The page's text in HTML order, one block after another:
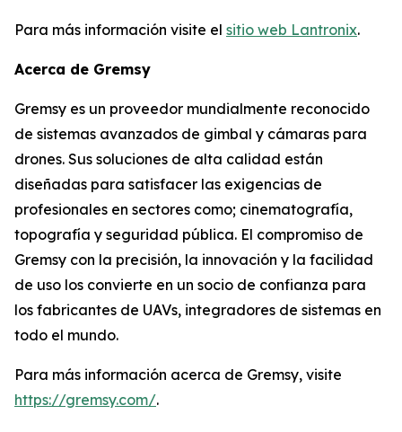
Para más información visite el sitio web Lantronix.
Acerca de Gremsy
Gremsy es un proveedor mundialmente reconocido
de sistemas avanzados de gimbal y cámaras para
drones. Sus soluciones de alta calidad están
diseñadas para satisfacer las exigencias de
profesionales en sectores como; cinematografía,
topografía y seguridad pública. El compromiso de
Gremsy con la precisión, la innovación y la facilidad
de uso los convierte en un socio de confianza para
los fabricantes de UAVs, integradores de sistemas en
todo el mundo.
Para más información acerca de Gremsy, visite
https://gremsy.com/.